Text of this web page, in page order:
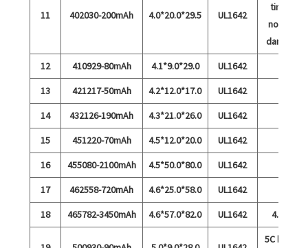
11 402030-200mAh 4.0*20.0*29.5 UL1642
tinggi
normal
dan 15c
12
410929-80mAh 4.1*9.0*29.0
UL1642
13
421217-50mAh 4.2*12.0*17.0
UL1642
14
432126-190mAh 4.3*21.0*26.0
UL1642
15
451220-70mAh 4.5*12.0*20.0
UL1642
16
455080-2100mAh 4.5*50.0*80.0
UL1642
17
462558-720mAh 4.6*25.0*58.0
UL1642
18
465782-3450mAh 4.6*57.0*82.0 UL1642 4.35v
5C biaya